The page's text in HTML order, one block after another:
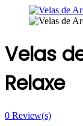
Velas
Relaxe
0 Review(s)